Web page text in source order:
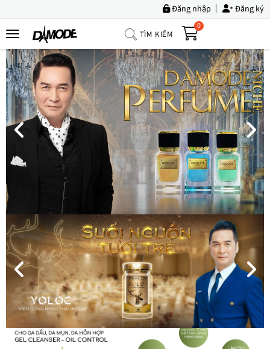
Đăng nhập Đăng ký
TÌM KIẾM
0
Trang
Chủ
Về
Chúng
Tôi
Sản
Phẩm
Tức
Bộ
Sưu
Tập